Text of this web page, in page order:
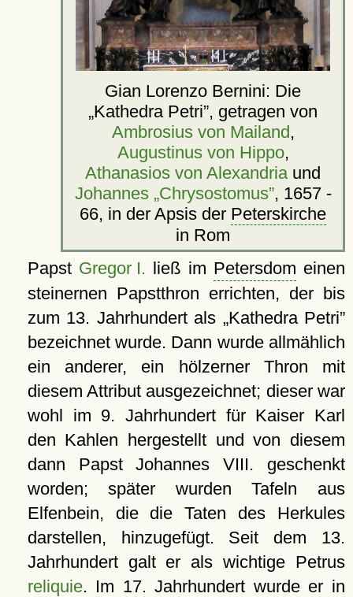
Gian Lorenzo Bernini: Die
Kathedra Petri , getragen von
Ambrosius von Mailand,
Augustinus von Hippo,
Athanasios von Alexandria und
Johannes „Chrysostomus”, 1657 -
66, in der Apsis der Peterskirche
in Rom
Papst Gregor I. ließ im Petersdom einen
steinernen Papstthron errichten, der bis
zum 13. Jahrhundert als
Kathedra Petri
bezeichnet wurde. Dann wurde allmählich
ein anderer, ein hölzerner Thron mit
diesem Attribut ausgezeichnet; dieser war
wohl im 9. Jahrhundert für Kaiser Karl
den Kahlen hergestellt und von diesem
dann Papst Johannes VIII. geschenkt
worden; später wurden Tafeln aus
Elfenbein, die die Taten des Herkules
darstellen, hinzugefügt. Seit dem 13.
Jahrhundert galt er als wichtige Petrus
reliquie. Im 17. Jahrhundert wurde er in